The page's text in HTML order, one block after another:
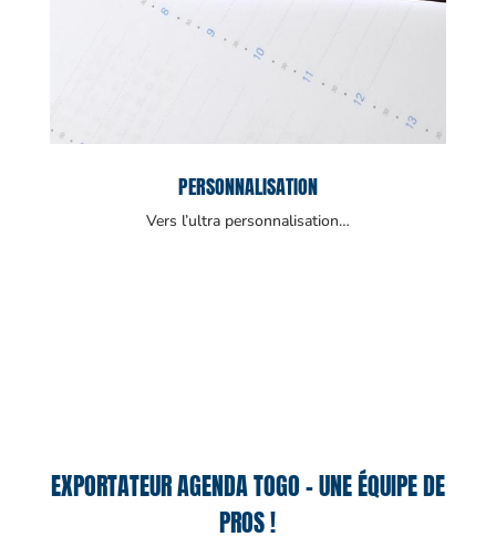
PERSONNALISATION
Vers l’ultra personnalisation…
EXPORTATEUR AGENDA TOGO – UNE ÉQUIPE DE
PROS !